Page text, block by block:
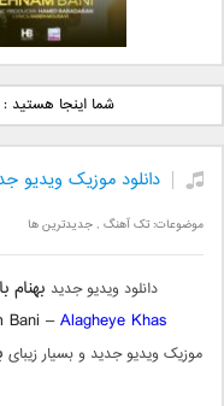
دانلود آهنگ جدید
بانی بنام قرص
شما اینجا هستید
دانلود موزیک ویدیو
موضوعات:تک آهنگ ,جدیدترین ها
دانلود ویدیو جدید بهنام
Bani –Alagheye Khas
موزیک ویدیو جدید و بسیار زیبای